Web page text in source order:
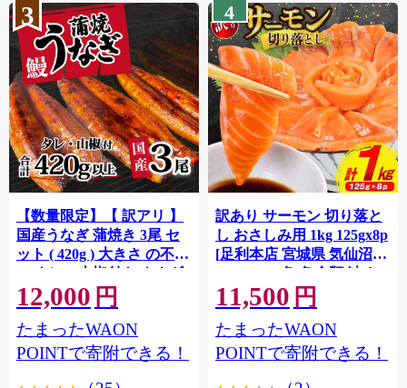
3
【数量限定】【 訳アリ 】
国産うなぎ 蒲焼き 3尾 セ
ット ( 420g ) 大きさ の不揃
い タレ・山椒付き ウナギ
鰻 ふぞろい 不揃い うな重
ひつまぶし 人気 茨城 八千
代町 ふるさと納税 冷凍
[SF951ya]
12,000 円
たまったWAON
POINTで寄附できる！
4
訳あり サーモン 切り落と
し おさしみ用 1kg 125gx8p
[足利本店 宮城県 気仙沼市
20564313] 魚 魚介類 鮭 お
刺し身 刺し身 刺身 生 生食
個包装 チリ銀鮭 銀鮭 海鮮
海鮮丼 魚介
11,500 円
たまったWAON
POINTで寄附できる！